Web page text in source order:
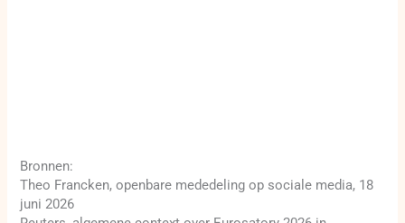
Bronnen:
Theo Francken, openbare mededeling op sociale media, 18
juni 2026